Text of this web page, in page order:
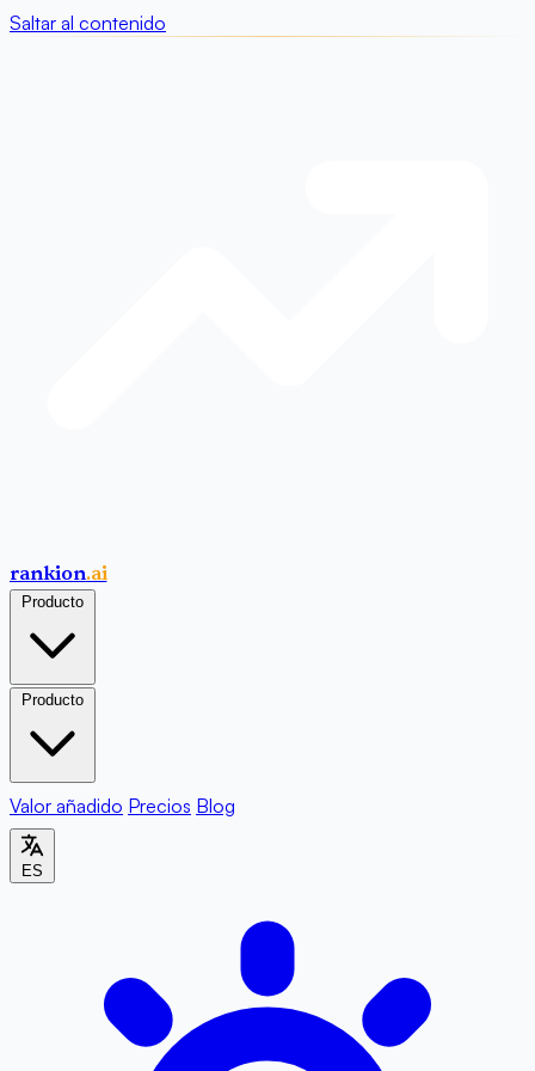
Saltar al contenido
rankion.ai
Producto
Producto
Valor añadido Precios Blog
ES